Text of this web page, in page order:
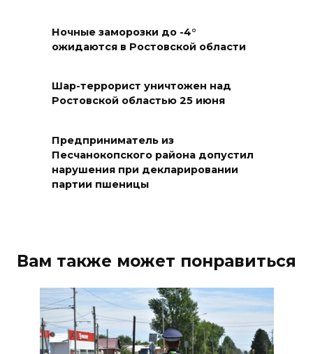
пострадавшим при атаке
БПЛА на Кубани
погибли дети из-за атаки
БПЛА на Кубани
06 августа 2026 16:57
«Лучший школьный педагог-
06 августа 2026 16:30
ВСЕ КАК ЕСТЬ. Политика
Ночные заморозки до -4°
ожидаются в Ростовской области
Шар-террорист уничтожен над
Ростовской областью 25 июня
Предприниматель из
Песчанокопского района допустил
нарушения при декларировании
партии пшеницы
Вам также может понравиться